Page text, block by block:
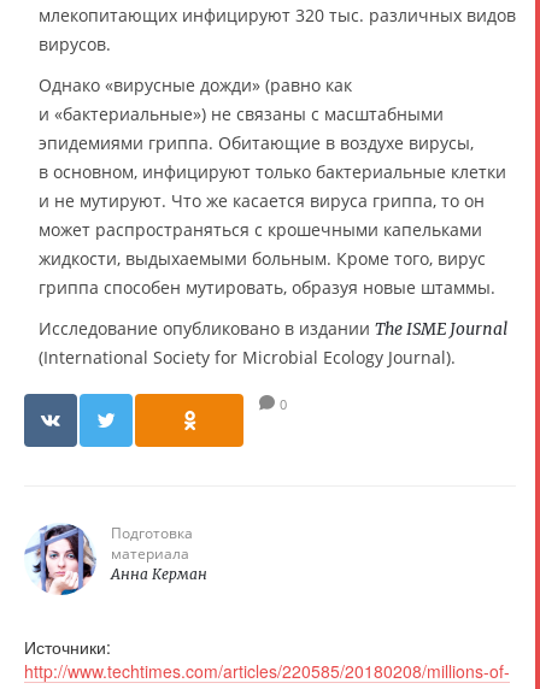
млекопитающих инфицируют 320 тыс. различных видов
вирусов.
Однако «вирусные дожди» (равно как
и «бактериальные») не связаны с масштабными
эпидемиями гриппа. Обитающие в воздухе вирусы,
в основном, инфицируют только бактериальные клетки
и не мутируют. Что же касается вируса гриппа, то он
может распространяться с крошечными капельками
жидкости, выдыхаемыми больным. Кроме того, вирус
гриппа способен мутировать, образуя новые штаммы.
Исследование опубликовано в издании The ISME Journal
(International Society for Microbial Ecology Journal).
0
Подготовка
материала
Анна Керман
Источники:
http://www.techtimes.com/articles/220585/20180208/millions-of-